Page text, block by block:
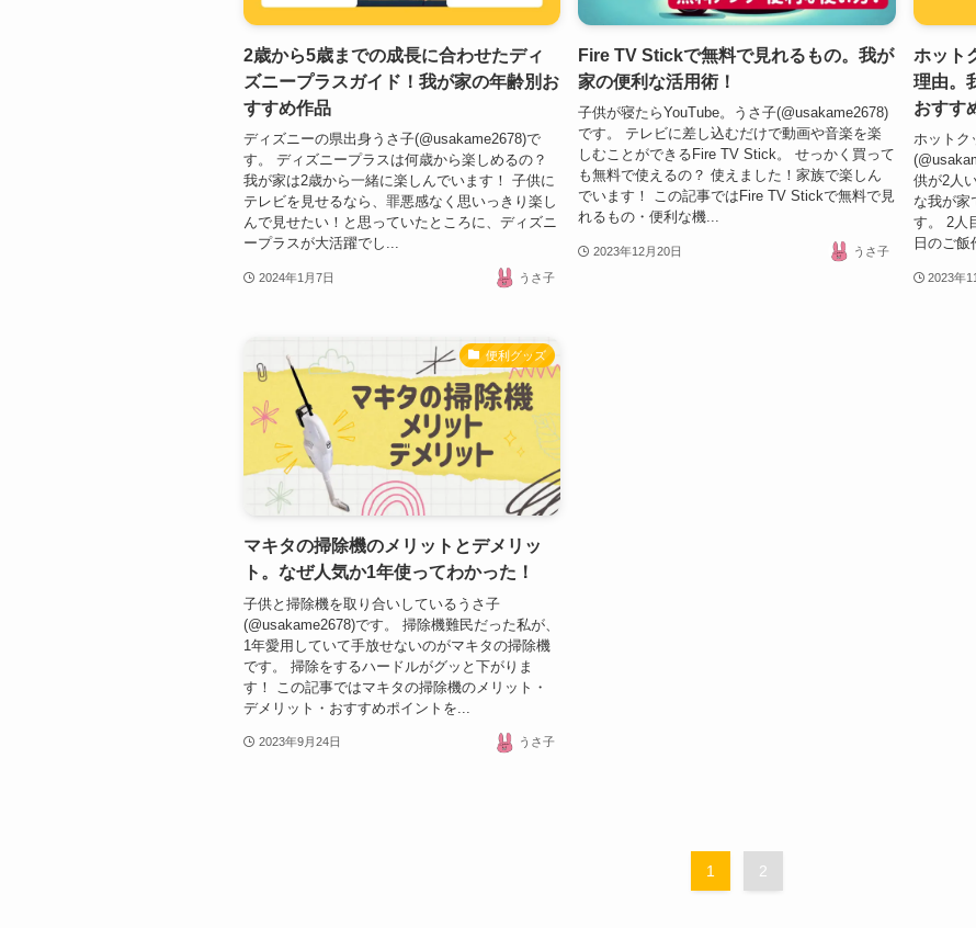
2歳から5歳までの成長に合わせたディ
ズニープラスガイド！我が家の年齢別お
すすめ作品
ディズニーの県出身うさ子(@usakame2678)で
す。 ディズニープラスは何歳から楽しめるの？
我が家は2歳から一緒に楽しんでいます！ 子供に
テレビを見せるなら、罪悪感なく思いっきり楽し
んで見せたい！と思っていたところに、ディズニ
ープラスが大活躍でし...
2024年1月7日 うさ子
Fire TV Stickで無料で見れるもの。我が
家の便利な活用術！
子供が寝たらYouTube。うさ子(@usakame2678)
です。 テレビに差し込むだけで動画や音楽を楽
しむことができるFire TV Stick。 せっかく買って
も無料で使えるの？ 使えました！家族で楽しん
でいます！ この記事ではFire TV Stickで無料で見
れるもの・便利な機...
2023年12月20日 うさ子
ホット
理由。
おすす
ホットク
供が2人
な我が家
す。 2人
日のご
2023年
便利グッズ
マキタの掃除機のメリットとデメリッ
ト。なぜ人気か1年使ってわかった！
子供と掃除機を取り合いしているうさ子
(@usakame2678)です。 掃除機難民だった私が、
1年愛用していて手放せないのがマキタの掃除機
です。 掃除をするハードルがグッと下がりま
す！ この記事ではマキタの掃除機のメリット・
デメリット・おすすめポイントを...
2023年9月24日 うさ子
1 2